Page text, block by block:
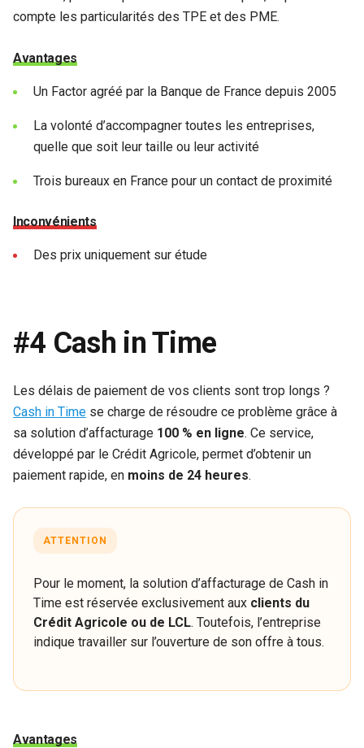
compte les particularités des TPE et des PME.
Avantages
Un Factor agréé par la Banque de France depuis 2005
La volonté d’accompagner toutes les entreprises,
quelle que soit leur taille ou leur activité
Trois bureaux en France pour un contact de proximité
Inconvénients
Des prix uniquement sur étude
#4 Cash in Time
Les délais de paiement de vos clients sont trop longs ?
Cash in Time se charge de résoudre ce problème grâce à
sa solution d’affacturage 100 % en ligne. Ce service,
développé par le Crédit Agricole, permet d’obtenir un
paiement rapide, en moins de 24 heures.
ATTENTION
Pour le moment, la solution d’affacturage de Cash in
Time est réservée exclusivement aux clients du
Crédit Agricole ou de LCL. Toutefois, l’entreprise
indique travailler sur l’ouverture de son offre à tous.
Avantages